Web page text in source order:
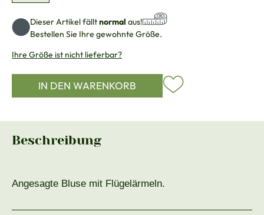
Dieser Artikel fälltnormal aus!
Bestellen Sie Ihre gewohnte Größe.
Ihre Größe ist nicht lieferbar?
IN DEN WARENKORB
Beschreibung
Angesagte Bluse mit Flügelärmeln.